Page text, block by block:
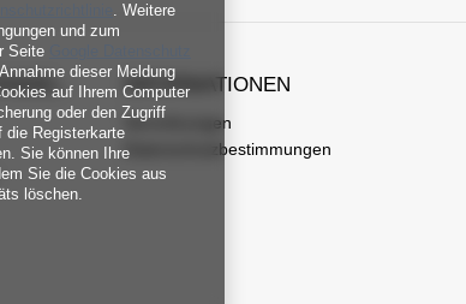
K
INFORMATIONEN
Verordnungen
Datenschutzbestimmungen
. Weitere
und zum
Seite
dieser Meldung
auf Ihrem Computer
oder den Zugriff
die Registerkarte
Sie können Ihre
Sie die Cookies aus
löschen.